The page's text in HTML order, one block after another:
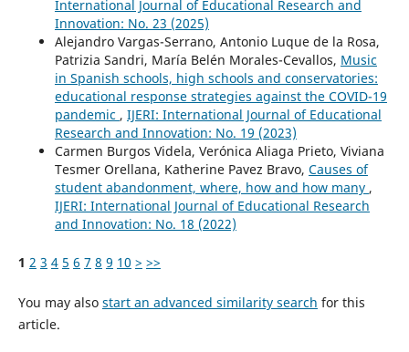
International Journal of Educational Research and
Innovation: No. 23 (2025)
Alejandro Vargas-Serrano, Antonio Luque de la Rosa,
Patrizia Sandri, María Belén Morales-Cevallos, Music
in Spanish schools, high schools and conservatories:
educational response strategies against the COVID-19
pandemic , IJERI: International Journal of Educational
Research and Innovation: No. 19 (2023)
Carmen Burgos Videla, Verónica Aliaga Prieto, Viviana
Tesmer Orellana, Katherine Pavez Bravo, Causes of
student abandonment, where, how and how many ,
IJERI: International Journal of Educational Research
and Innovation: No. 18 (2022)
1 2 3 4 5 6 7 8 9 10 > >>
You may also start an advanced similarity search for this
article.